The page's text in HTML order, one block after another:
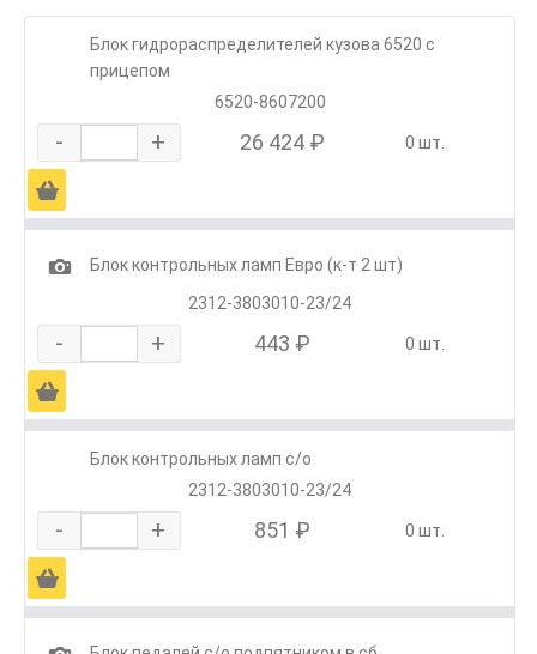
Блок гидрораспределителей кузова 6520 с
прицепом
6520-8607200
- + 26 424 ₽ 0 шт.
Ä
1
Блок контрольных ламп Евро (к-т 2 шт)
2312-3803010-23/24
- + 443 ₽ 0 шт.
Ä
Блок контрольных ламп с/о
2312-3803010-23/24
- + 851 ₽ 0 шт.
Ä